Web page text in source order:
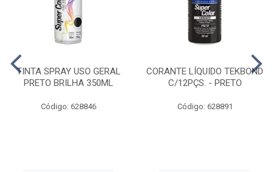
TINTA SPRAY USO GERAL
PRETO BRILHA 350ML
Código: 628846
CORANTE LÍQUIDO TEKBOND
C/12PÇS. - PRETO
Código: 628891